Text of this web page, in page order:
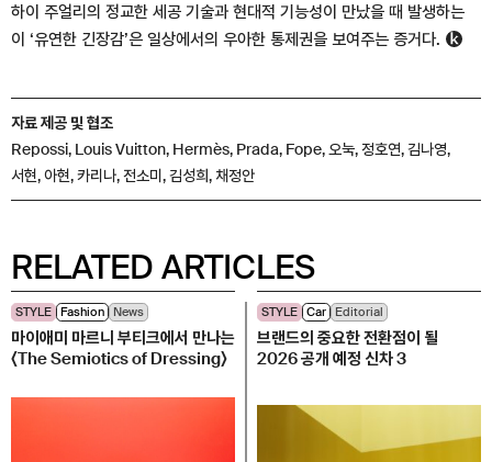
자료 제공 및 협조
Repossi, Louis Vuitton, Hermès, Prada, Fope, 오눅, 정호연, 김나영,
서현, 아현, 카리나, 전소미, 김성희, 채정안
하이 주얼리의 정교한 세공 기술과 현대적 기능성이 만났을 때 발생하는
이 ‘유연한 긴장감’은 일상에서의 우아한 통제권을 보여주는 증거다.
RELATED ARTICLES
STYLE Fashion News
마이애미 마르니 부티크에서 만나는
〈The Semiotics of Dressing〉
STYLE Car Editorial
브랜드의 중요한 전환점이 될
2026 공개 예정 신차 3